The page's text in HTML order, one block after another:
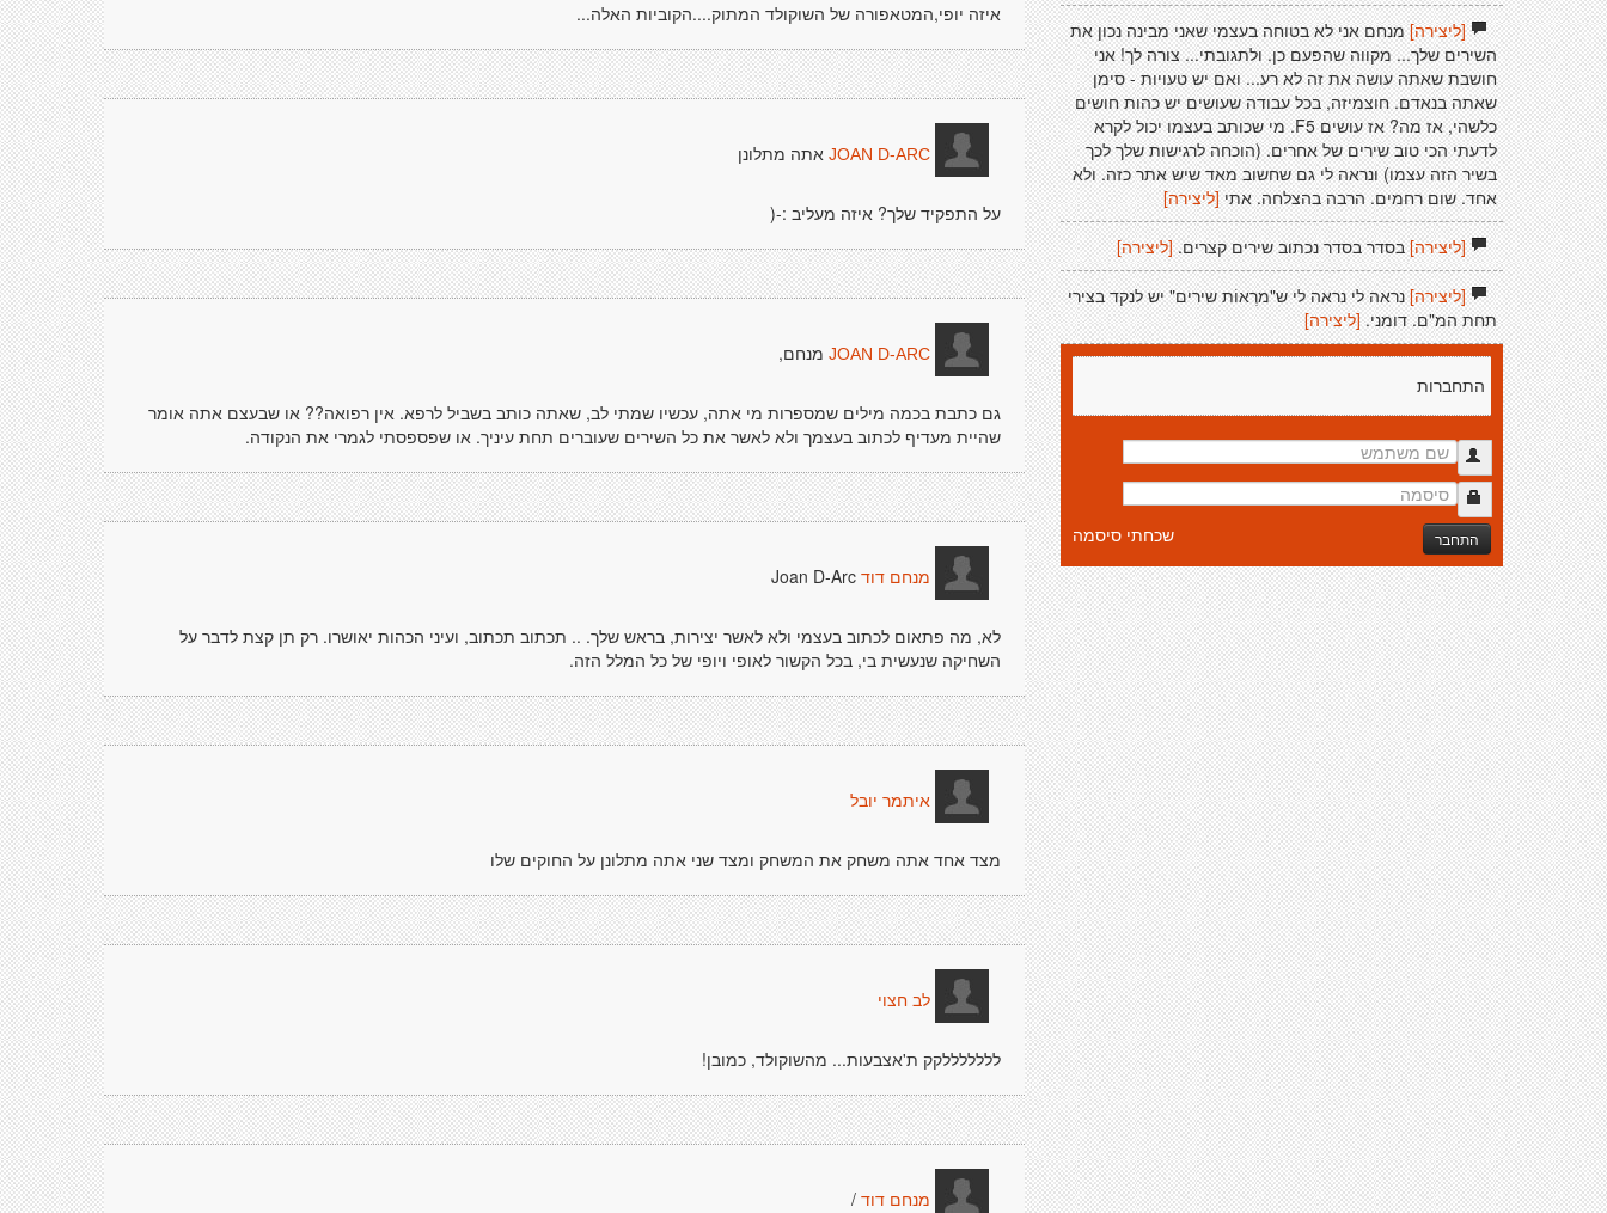
איזה יופי,המטאפורה של השוקולד המתוק....הקוביות האלה...
JOAN D-ARC אתה מתלונן
על התפקיד שלך? איזה מעליב :-(
JOAN D-ARC מנחם,
גם כתבת בכמה מילים שמספרות מי אתה, עכשיו שמתי לב, שאתה כותב בשביל לרפא. אין רפואה?? או שבעצם אתה אומר
שהיית מעדיף לכתוב בעצמך ולא לאשר את כל השירים שעוברים תחת עיניך. או שפספסתי לגמרי את הנקודה.
מנחם דוד Joan D-Arc
לא, מה פתאום לכתוב בעצמי ולא לאשר יצירות, בראש שלך. .. תכתוב תכתוב, ועיני הכהות יאושרו. רק תן קצת לדבר על
השחיקה שנעשית בי, בכל הקשור לאופי ויופי של כל המלל הזה.
איתמר יובל
מצד אחד אתה משחק את המשחק ומצד שני אתה מתלונן על החוקים שלו
לב חצוי
לללללללקק ת'אצבעות... מהשוקולד, כמובן!
מנחם דוד /
[ליצירה]מנחם אני לא בטוחה בעצמי שאני מבינה נכון את
השירים שלך... מקווה שהפעם כן. ולתגובתי... צורה לך! אני
חושבת שאתה עושה את זה לא רע... ואם יש טעויות - סימן
שאתה בנאדם. חוצמיזה, בכל עבודה שעושים יש כהות חושים
כלשהי, אז מה? אז עושים F5. מי שכותב בעצמו יכול לקרא
לדעתי הכי טוב שירים של אחרים. (הוכחה לרגישות שלך לכך
בשיר הזה עצמו) ונראה לי גם שחשוב מאד שיש אתר כזה. ולא
אחד. שום רחמים. הרבה בהצלחה. אתי [ליצירה]
[ליצירה]בסדר בסדר נכתוב שירים קצרים. [ליצירה]
[ליצירה]נראה לי נראה לי ש"מרְאוֹת שירים" יש לנקד בצירי
תחת המ"ם. דומני. [ליצירה]
התחברות
התחבר שכחתי סיסמה